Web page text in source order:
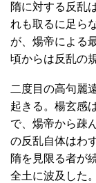
隋に対する反乱
れも取るに足ら
が、煬帝による
頃からは反乱の
二度目の高句麗
起きる。楊玄感
で、煬帝から疎
の反乱自体はわ
隋を見限る者が
全土に波及した。